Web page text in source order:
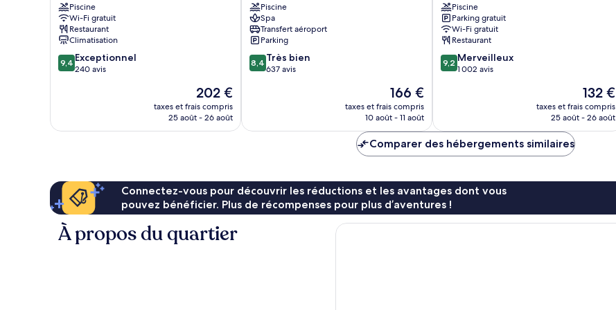
Marriott
St.
Julian's
St.
Julian's
Piscine
Wi-Fi gratuit
Restaurant
Climatisation
9.4
sur
9,4 Exceptionnel
240 avis
Le
nouveau
prix
202 €
taxes et frais compris
25 août - 26 août
Piscine
Spa
Transfert aéroport
Parking
8.4
sur
8,4 Très bien
637 avis
Le
nouveau
prix
de
166 €
166 €
taxes et frais compris
10 août - 11 août
Piscine
Parking gratuit
Wi-Fi gratuit
Restaurant
9.2
sur
9,2 Merveilleux
1 002 avis
Le
nouveau
prix
132 €
taxes et frais compris
25 août - 26 août
Comparer des hébergements similaires
Connectez-vous pour découvrir les réductions et les avantages dont vous
pouvez bénéficier. Plus de récompenses pour plus d’aventures !
À propos du quartier